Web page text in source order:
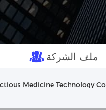
ملف الشركة